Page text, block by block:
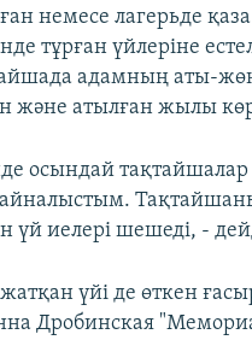
немесе лагерьде
тұрған үйлеріне
адамның аты-
және атылған жылы
осындай
айналыстым.
үй иелері шешеді, -
үйі де өткен
Дробинская